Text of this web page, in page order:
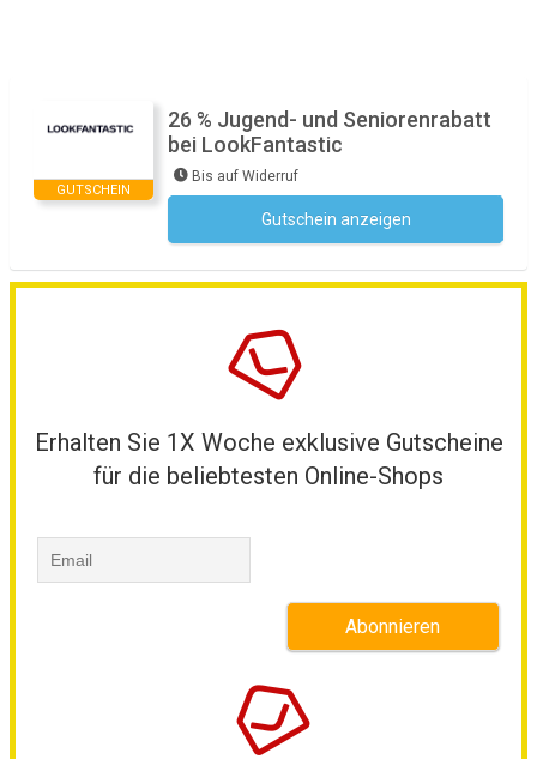
GUTSCHEIN
26 % Jugend- und Seniorenrabatt
bei LookFantastic
Bis auf Widerruf
Gutschein anzeigen
Erhalten Sie 1X Woche exklusive Gutscheine
für die beliebtesten Online-Shops